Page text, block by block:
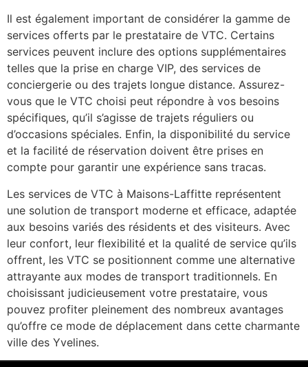
Il est également important de considérer la gamme de
services offerts par le prestataire de VTC. Certains
services peuvent inclure des options supplémentaires
telles que la prise en charge VIP, des services de
conciergerie ou des trajets longue distance. Assurez-
vous que le VTC choisi peut répondre à vos besoins
spécifiques, qu’il s’agisse de trajets réguliers ou
d’occasions spéciales. Enfin, la disponibilité du service
et la facilité de réservation doivent être prises en
compte pour garantir une expérience sans tracas.
Les services de VTC à Maisons-Laffitte représentent
une solution de transport moderne et efficace, adaptée
aux besoins variés des résidents et des visiteurs. Avec
leur confort, leur flexibilité et la qualité de service qu’ils
offrent, les VTC se positionnent comme une alternative
attrayante aux modes de transport traditionnels. En
choisissant judicieusement votre prestataire, vous
pouvez profiter pleinement des nombreux avantages
qu’offre ce mode de déplacement dans cette charmante
ville des Yvelines.